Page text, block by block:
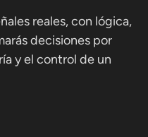
reales, con lógica,
decisiones por
y el control de un